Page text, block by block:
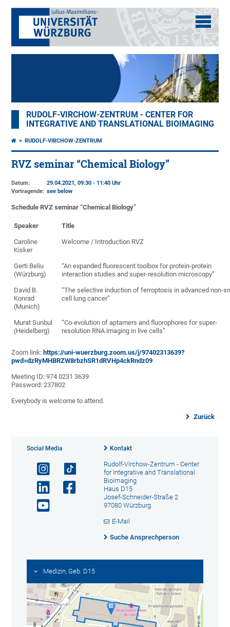
RUDOLF-VIRCHOW-ZENTRUM - CENTER FOR
INTEGRATIVE AND TRANSLATIONAL BIOIMAGING
RUDOLF-VIRCHOW-ZENTRUM
RVZ seminar “Chemical Biology”
Datum:
29.04.2021, 09:30 - 11:40 Uhr
Vortragende: see below
Schedule RVZ seminar “Chemical Biology”
Speaker Title
Caroline
Kisker
Welcome / Introduction RVZ
Gerti Beliu
(Würzburg)
“An expanded fluorescent toolbox for protein-protein
interaction studies and super-resolution microscopy”
David B.
Konrad
(Munich)
“The selective induction of ferroptosis in advanced non-
cell lung cancer”
Murat Sunbul
(Heidelberg)
“Co-evolution of aptamers and fluorophores for super-
resolution RNA imaging in live cells”
Zoom link: https://uni-wuerzburg.zoom.us/j/97402313639?
pwd=dzRyMHBRZW8rbzhSR1dRVHp4ckRndz09
Meeting ID: 974 0231 3639
Password: 237802
Everybody is welcome to attend.
Zurück
Social Media Kontakt
Rudolf-Virchow-Zentrum - Center
for Integrative and Translational
Bioimaging
Haus D15
Josef-Schneider-Straße 2
97080 Würzburg
E-Mail
Suche Ansprechperson
Medizin, Geb. D15